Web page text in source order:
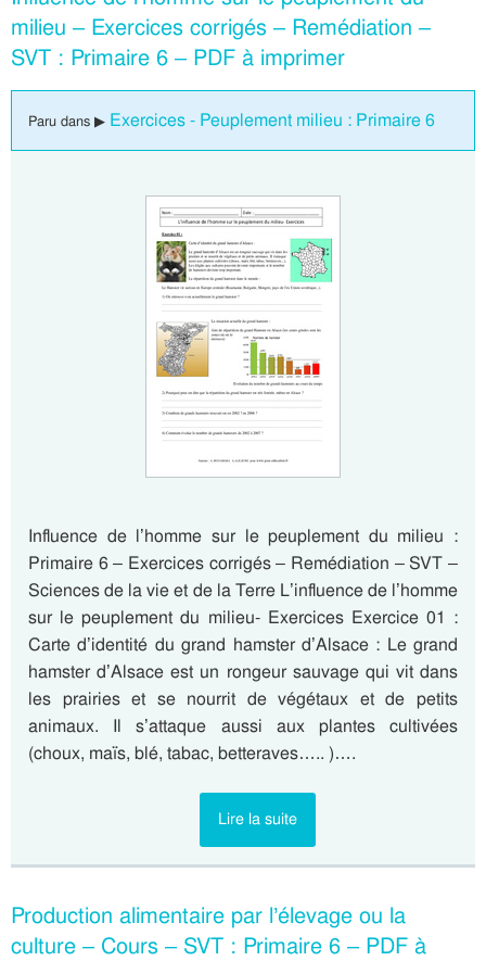
milieu – Exercices corrigés – Remédiation –
SVT : Primaire 6 – PDF à imprimer
Paru dans ▶ Exercices - Peuplement milieu : Primaire 6
Influence de l’homme sur le peuplement du milieu :
Primaire 6 – Exercices corrigés – Remédiation – SVT –
Sciences de la vie et de la Terre L’influence de l’homme
sur le peuplement du milieu- Exercices Exercice 01 :
Carte d’identité du grand hamster d’Alsace : Le grand
hamster d’Alsace est un rongeur sauvage qui vit dans
les prairies et se nourrit de végétaux et de petits
animaux. Il s’attaque aussi aux plantes cultivées
(choux, maïs, blé, tabac, betteraves….. )….
Lire la suite
Production alimentaire par l’élevage ou la
culture – Cours – SVT : Primaire 6 – PDF à